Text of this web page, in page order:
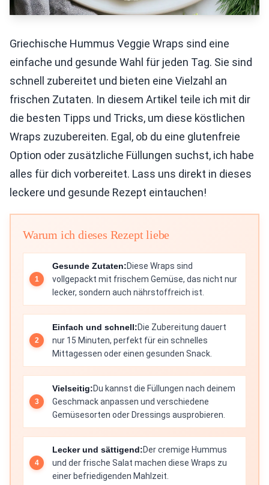
Griechische Hummus Veggie Wraps sind eine
einfache und gesunde Wahl für jeden Tag. Sie sind
schnell zubereitet und bieten eine Vielzahl an
frischen Zutaten. In diesem Artikel teile ich mit dir
die besten Tipps und Tricks, um diese köstlichen
Wraps zuzubereiten. Egal, ob du eine glutenfreie
Option oder zusätzliche Füllungen suchst, ich habe
alles für dich vorbereitet. Lass uns direkt in dieses
leckere und gesunde Rezept eintauchen!
Warum ich dieses Rezept liebe
Gesunde Zutaten:Diese Wraps sind
vollgepackt mit frischem Gemüse, das nicht nur
lecker, sondern auch nährstoffreich ist.
Einfach und schnell:Die Zubereitung dauert
nur 15 Minuten, perfekt für ein schnelles
Mittagessen oder einen gesunden Snack.
Vielseitig:Du kannst die Füllungen nach deinem
Geschmack anpassen und verschiedene
Gemüsesorten oder Dressings ausprobieren.
Lecker und sättigend:Der cremige Hummus
und der frische Salat machen diese Wraps zu
einer befriedigenden Mahlzeit.